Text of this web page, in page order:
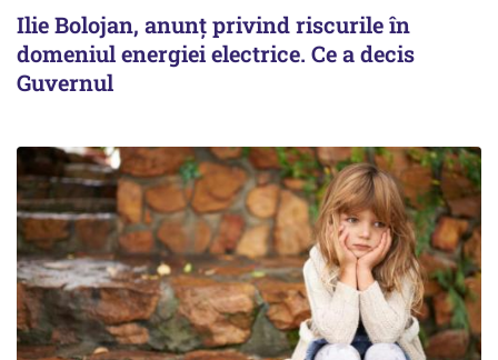
Ilie Bolojan, anunț privind riscurile în
domeniul energiei electrice. Ce a decis
Guvernul